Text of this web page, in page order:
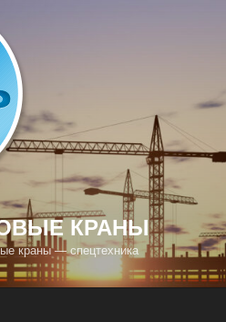
КРАНЫ
краны — спецтехника